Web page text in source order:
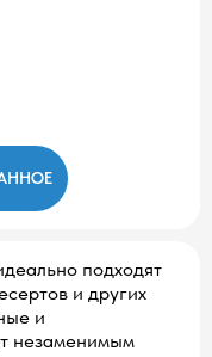
подходят
и других
и
незаменимым